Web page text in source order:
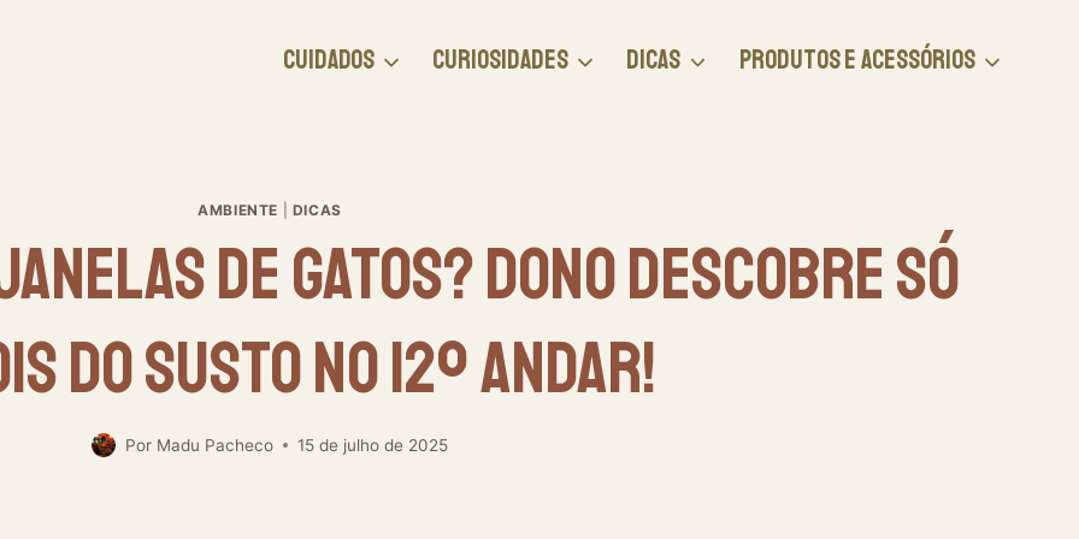
CUIDADOS CURIOSIDADES DICAS PRODUTOS E ACESSÓRIOS
AMBIENTE DICAS
De Gatos? Dono Descobre Só
Do Susto No 12º Andar!
Por Madu Pacheco 15 de julho de 2025